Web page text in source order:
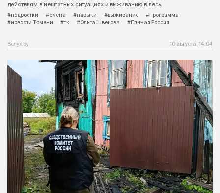
действиям в нештатных ситуациях и выживанию в лесу.
#подростки
#смена #навыки #выживание
#программа
#новости Тюмени
#тк #Ольга Швецова #Единая Россия
Вслух.ру 10 августа, 14:04